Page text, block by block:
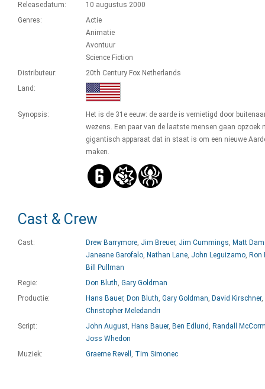
Releasedatum:
10 augustus 2000
Genres:
Actie
Animatie
Avontuur
Science Fiction
Distributeur:
20th Century Fox Netherlands
Land:
Synopsis:
Het is de 31e eeuw: de aarde is vernietigd door
wezens. Een paar van de laatste mensen gaan opzoek
gigantisch apparaat dat in staat is om een nieuwe
maken.
Cast & Crew
Cast: Drew Barrymore, Jim Breuer, Jim Cummings, Matt
Janeane Garofalo, Nathan Lane, John Leguizamo, Ron
Bill Pullman
Regie:
Don Bluth, Gary Goldman
Productie:
Hans Bauer, Don Bluth, Gary Goldman, David Kirschner,
Christopher Meledandri
Script:
John August, Hans Bauer, Ben Edlund , Randall
Joss Whedon
Muziek:
Graeme Revell , Tim Simonec